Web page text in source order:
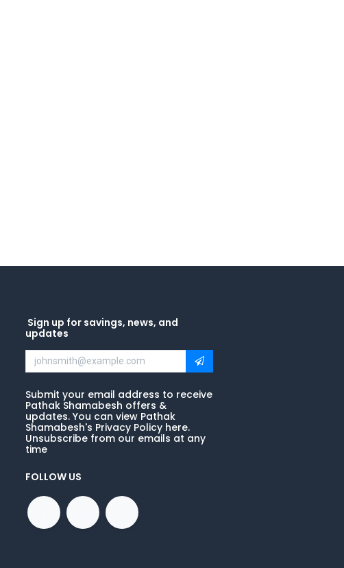
Sign up for savings, news, and
updates
Submit your email address to receive
Pathak Shamabesh offers &
updates. You can view Pathak
Shamabesh's Privacy Policy here.
Unsubscribe from our emails at any
time
FOLLOW US